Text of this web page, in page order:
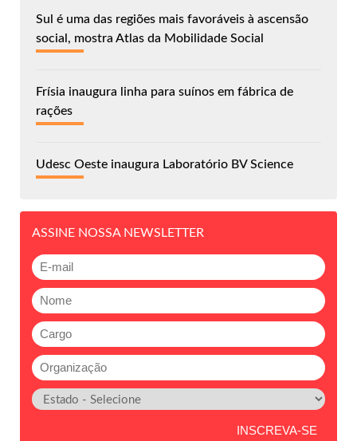
Sul é uma das regiões mais favoráveis à ascensão
social, mostra Atlas da Mobilidade Social
Frísia inaugura linha para suínos em fábrica de
rações
Udesc Oeste inaugura Laboratório BV Science
ASSINE NOSSA NEWSLETTER